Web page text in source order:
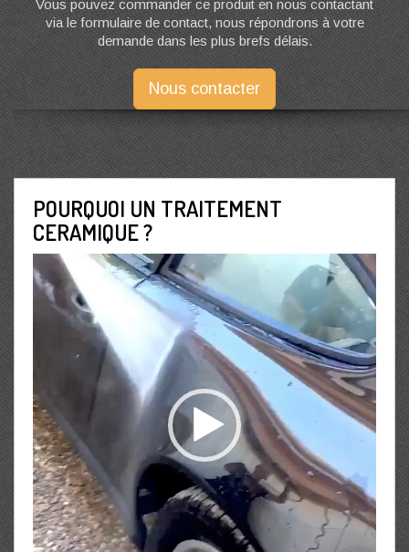
Vous pouvez commander ce produit en nous contactant
via le formulaire de contact, nous répondrons à votre
demande dans les plus brefs délais.
Nous contacter
POURQUOI UN TRAITEMENT
CERAMIQUE ?
Lecteur
vidéo